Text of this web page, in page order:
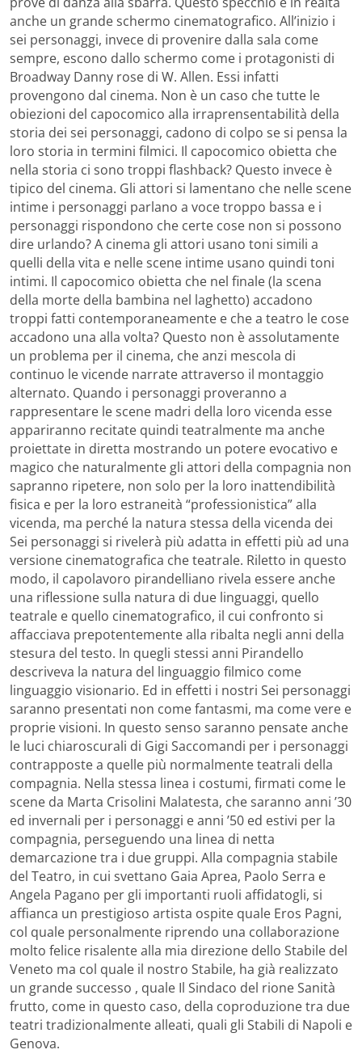
anche un grande schermo cinematografico. All’inizio i
sei personaggi, invece di provenire dalla sala come
sempre, escono dallo schermo come i protagonisti di
Broadway Danny rose di W. Allen. Essi infatti
provengono dal cinema. Non è un caso che tutte le
obiezioni del capocomico alla irraprensentabilità della
storia dei sei personaggi, cadono di colpo se si pensa la
loro storia in termini filmici. Il capocomico obietta che
nella storia ci sono troppi flashback? Questo invece è
tipico del cinema. Gli attori si lamentano che nelle scene
intime i personaggi parlano a voce troppo bassa e i
personaggi rispondono che certe cose non si possono
dire urlando? A cinema gli attori usano toni simili a
quelli della vita e nelle scene intime usano quindi toni
intimi. Il capocomico obietta che nel finale (la scena
della morte della bambina nel laghetto) accadono
troppi fatti contemporaneamente e che a teatro le cose
accadono una alla volta? Questo non è assolutamente
un problema per il cinema, che anzi mescola di
continuo le vicende narrate attraverso il montaggio
alternato. Quando i personaggi proveranno a
rappresentare le scene madri della loro vicenda esse
appariranno recitate quindi teatralmente ma anche
proiettate in diretta mostrando un potere evocativo e
magico che naturalmente gli attori della compagnia non
sapranno ripetere, non solo per la loro inattendibilità
fisica e per la loro estraneità “professionistica” alla
vicenda, ma perché la natura stessa della vicenda dei
Sei personaggi si rivelerà più adatta in effetti più ad una
versione cinematografica che teatrale. Riletto in questo
modo, il capolavoro pirandelliano rivela essere anche
una riflessione sulla natura di due linguaggi, quello
teatrale e quello cinematografico, il cui confronto si
affacciava prepotentemente alla ribalta negli anni della
stesura del testo. In quegli stessi anni Pirandello
descriveva la natura del linguaggio filmico come
linguaggio visionario. Ed in effetti i nostri Sei personaggi
saranno presentati non come fantasmi, ma come vere e
proprie visioni. In questo senso saranno pensate anche
le luci chiaroscurali di Gigi Saccomandi per i personaggi
contrapposte a quelle più normalmente teatrali della
compagnia. Nella stessa linea i costumi, firmati come le
scene da Marta Crisolini Malatesta, che saranno anni ’30
ed invernali per i personaggi e anni ’50 ed estivi per la
compagnia, perseguendo una linea di netta
demarcazione tra i due gruppi. Alla compagnia stabile
del Teatro, in cui svettano Gaia Aprea, Paolo Serra e
Angela Pagano per gli importanti ruoli affidatogli, si
affianca un prestigioso artista ospite quale Eros Pagni,
col quale personalmente riprendo una collaborazione
molto felice risalente alla mia direzione dello Stabile del
Veneto ma col quale il nostro Stabile, ha già realizzato
un grande successo , quale Il Sindaco del rione Sanità
frutto, come in questo caso, della coproduzione tra due
teatri tradizionalmente alleati, quali gli Stabili di Napoli e
Genova.